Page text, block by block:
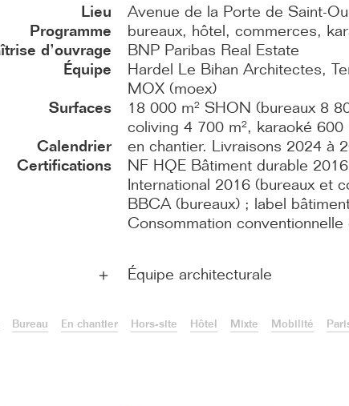
Lieu
Avenue de la Porte de Saint-
Programme
bureaux, hôtel, commerces,
d’ouvrage
BNP Paribas Real Estate
Équipe
Hardel Le Bihan Architectes,
MOX (moex)
Surfaces
18 000 m² SHON (bureaux 8
coliving 4 700 m², karaoké 600
Calendrier
en chantier. Livraisons 2024 à
Certifications
NF HQE Bâtiment durable
International 2016 (bureaux et
BBCA (bureaux) ; label
Consommation
＋ Équipe architecturale
Bureau En chantier Hors-site Hôtel Mixte Mobilité